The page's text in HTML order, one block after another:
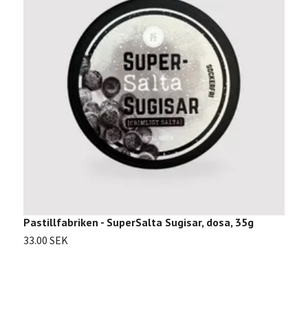
Pastillfabriken - SuperSalta Sugisar, dosa, 35g
33.00 SEK